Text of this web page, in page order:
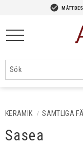
check_circle
KERAMIK SAMTLIGA
Sasea